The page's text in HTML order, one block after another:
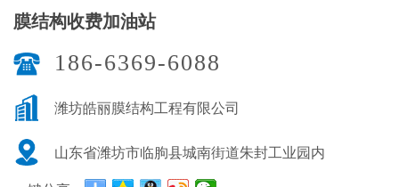
膜结构收费加油站
186-6369-6088
潍坊皓丽膜结构工程有限公司
山东省潍坊市临朐县城南街道朱封工业园内